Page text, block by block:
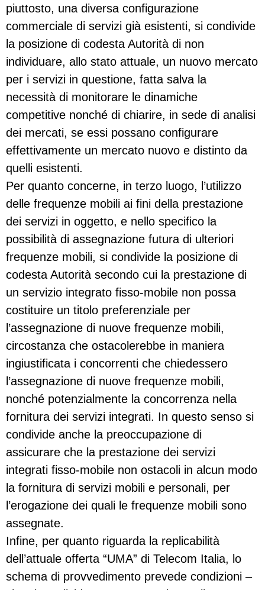
piuttosto, una diversa configurazione
commerciale di servizi già esi­stenti, si condivide
la posizione di codesta Autorità di non
individuare, allo stato attuale, un nuovo mercato
per i servizi in questione, fatta salva la
necessità di monitorare le dinamiche
competitive nonché di chiarire, in sede di analisi
dei mercati, se essi possano configurare
effettivamente un mer­cato nuovo e distinto da
quelli esistenti.
Per quanto concerne, in terzo luogo, l’utilizzo
delle frequenze mobili ai fini della prestazione
dei servizi in oggetto, e nello specifico la
possibilità di assegnazione futura di ulteriori
frequenze mobili, si condivide la posizione di
codesta Autorità secondo cui la prestazione di
un servizio inte­grato fisso-mobile non possa
costituire un titolo preferenziale per
l’assegnazione di nuove frequenze mobili,
circostanza che ostacolerebbe in maniera
ingiustificata i concorrenti che chiedessero
l’assegnazione di nuove frequenze mobili,
nonché potenzialmente la concorrenza nella
fornitura dei servizi integrati. In questo senso si
condivide anche la preoccupazione di
assicurare che la presta­zione dei servizi
integrati fisso-mobile non ostacoli in alcun modo
la fornitura di servizi mobili e personali, per
l’erogazione dei quali le frequenze mobili sono
assegnate.
Infine, per quanto riguarda la replicabilità
dell’attuale offerta “UMA” di Telecom Italia, lo
schema di provvedimento prevede condizioni –